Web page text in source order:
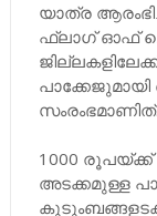
യാത്ര
ഫ്ലാഗ് ഓഫ്
1000
അടക്കമുള്ള